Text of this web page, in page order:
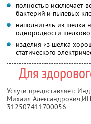
полностью исключает
бактерий и пылевых
наполнитель из шелка
однородности
изделия из шелка
статического
Для
Услуги предоставляет:
Михаил Александрович,
312507411700056